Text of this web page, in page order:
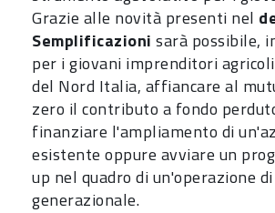
Grazie alle novità presenti nel
Semplificazioni sarà possibile,
per i giovani imprenditori
del Nord Italia, affiancare al
zero il contributo a fondo
finanziare l'ampliamento di
esistente oppure avviare un
up nel quadro di un'operazione
generazionale.